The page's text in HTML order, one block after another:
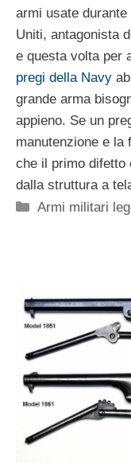
armi usate
Uniti, antagonista
e questa volta per
pregi della Navy
grande arma
appieno. Se un
manutenzione e
che il primo difetto
dalla struttura a
Categorie
Armi militari